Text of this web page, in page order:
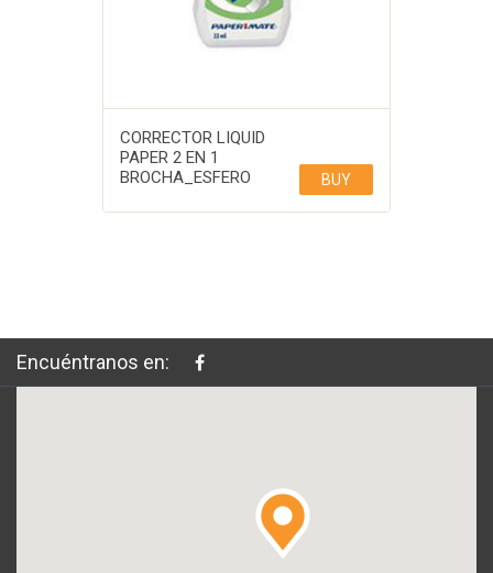
CORRECTOR LIQUID
PAPER 2 EN 1
BROCHA_ESFERO
BUY
Encuéntranos en: